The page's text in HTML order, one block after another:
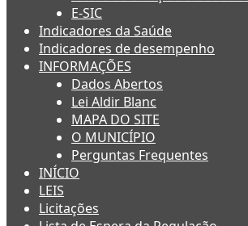
E-SIC
Indicadores da Saúde
Indicadores de desempenho
INFORMAÇÕES
Dados Abertos
Lei Aldir Blanc
MAPA DO SITE
O MUNICÍPIO
Perguntas Frequentes
INÍCIO
LEIS
Licitações